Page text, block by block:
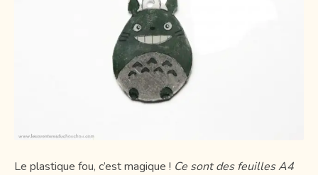
Le plastique fou, c’est magique ! Ce sont des feuilles A4